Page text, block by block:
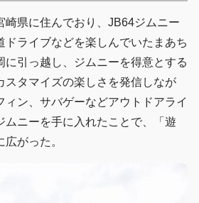
崎県に住んでおり、JB64ジムニー
ドライブなどを楽しんでいたまあち
に引っ越し、ジムニーを得意とする
スタマイズの楽しさを発信しなが
ィン、サバゲーなどアウトドアライ
ムニーを手に入れたことで、「遊
がった。